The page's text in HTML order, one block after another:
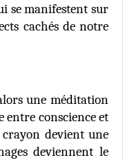
se manifestent sur
cachés de notre
une méditation
entre conscience et
devient une
deviennent le